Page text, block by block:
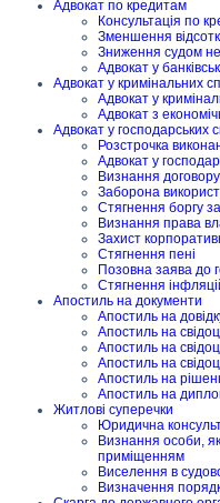
Адвокат по кредитам
Консультація по
Зменшення
Зниження судом
Адвокат у
Адвокат у кримінальних
Адвокат у
Адвокат з
Адвокат у господарських
Розстрочка
Адвокат у
Визнання
Заборона
Стягнення боргу
Визнання права
Захист
Стягнення пені
Позовна заява до
Стягнення
Апостиль на документи
Апостиль на
Апостиль на
Апостиль на
Апостиль на
Апостиль на
Апостиль на
Житлові суперечки
Юридична
Визнання особи,
приміщенням
Виселення в
Визначення